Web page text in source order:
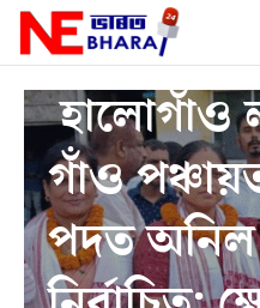
ASSAM ELECTION
হালোগাঁও
গাঁও
পদত অনিল